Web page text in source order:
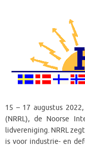
15 – 17 augustus
(NRRL), de Noorse
lidvereniging. NRRL
is voor industrie- en